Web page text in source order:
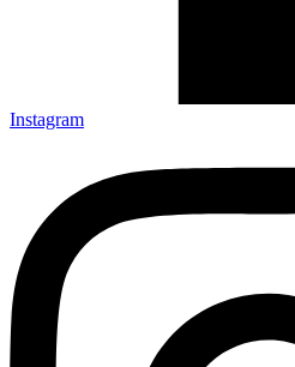
Instagram